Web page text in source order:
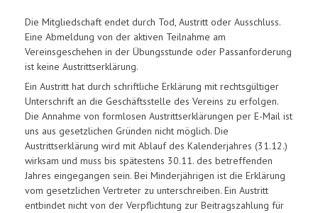
Die Mitgliedschaft endet durch Tod, Austritt oder Ausschluss.
Eine Abmeldung von der aktiven Teilnahme am
Vereinsgeschehen in der Übungsstunde oder Passanforderung
ist keine Austrittserklärung.
Ein Austritt hat durch schriftliche Erklärung mit rechtsgültiger
Unterschrift an die Geschäftsstelle des Vereins zu erfolgen.
Die Annahme von formlosen Austrittserklärungen per E-Mail ist
uns aus gesetzlichen Gründen nicht möglich. Die
Austrittserklärung wird mit Ablauf des Kalenderjahres (31.12.)
wirksam und muss bis spätestens 30.11. des betreffenden
Jahres eingegangen sein. Bei Minderjährigen ist die Erklärung
vom gesetzlichen Vertreter zu unterschreiben. Ein Austritt
entbindet nicht von der Verpflichtung zur Beitragszahlung für